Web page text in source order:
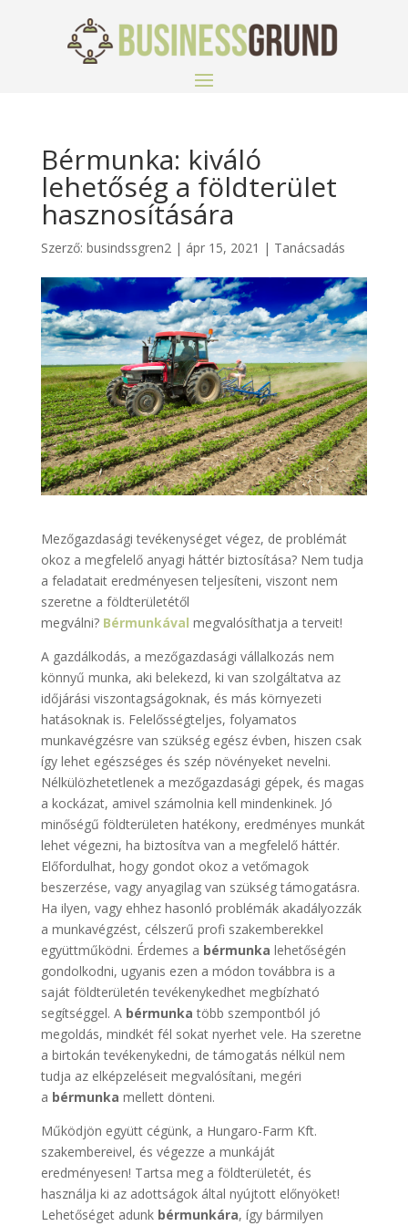
Bérmunka: kiváló
lehetőség a földterület
hasznosítására
Szerző: busindssgren2| ápr 15, 2021 | Tanácsadás
Mezőgazdasági tevékenységet végez, de problémát
okoz a megfelelő anyagi háttér biztosítása? Nem tudja
a feladatait eredményesen teljesíteni, viszont nem
szeretne a földterületétől
megválni? Bérmunkával megvalósíthatja a terveit!
A gazdálkodás, a mezőgazdasági vállalkozás nem
könnyű munka, aki belekezd, ki van szolgáltatva az
időjárási viszontagságoknak, és más környezeti
hatásoknak is. Felelősségteljes, folyamatos
munkavégzésre van szükség egész évben, hiszen csak
így lehet egészséges és szép növényeket nevelni.
Nélkülözhetetlenek a mezőgazdasági gépek, és magas
a kockázat, amivel számolnia kell mindenkinek. Jó
minőségű földterületen hatékony, eredményes munkát
lehet végezni, ha biztosítva van a megfelelő háttér.
Előfordulhat, hogy gondot okoz a vetőmagok
beszerzése, vagy anyagilag van szükség támogatásra.
Ha ilyen, vagy ehhez hasonló problémák akadályozzák
a munkavégzést, célszerű profi szakemberekkel
együttműködni. Érdemes a bérmunka lehetőségén
gondolkodni, ugyanis ezen a módon továbbra is a
saját földterületén tevékenykedhet megbízható
segítséggel. A bérmunka több szempontból jó
megoldás, mindkét fél sokat nyerhet vele. Ha szeretne
a birtokán tevékenykedni, de támogatás nélkül nem
tudja az elképzeléseit megvalósítani, megéri
a bérmunka mellett dönteni.
Működjön együtt cégünk, a Hungaro-Farm Kft.
szakembereivel, és végezze a munkáját
eredményesen! Tartsa meg a földterületét, és
használja ki az adottságok által nyújtott előnyöket!
Lehetőséget adunk bérmunkára, így bármilyen